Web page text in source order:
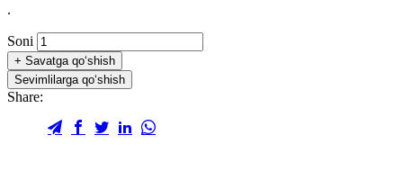
.
Soni
+ Savatga qo‘shish
Sevimlilarga qo‘shish
Share: